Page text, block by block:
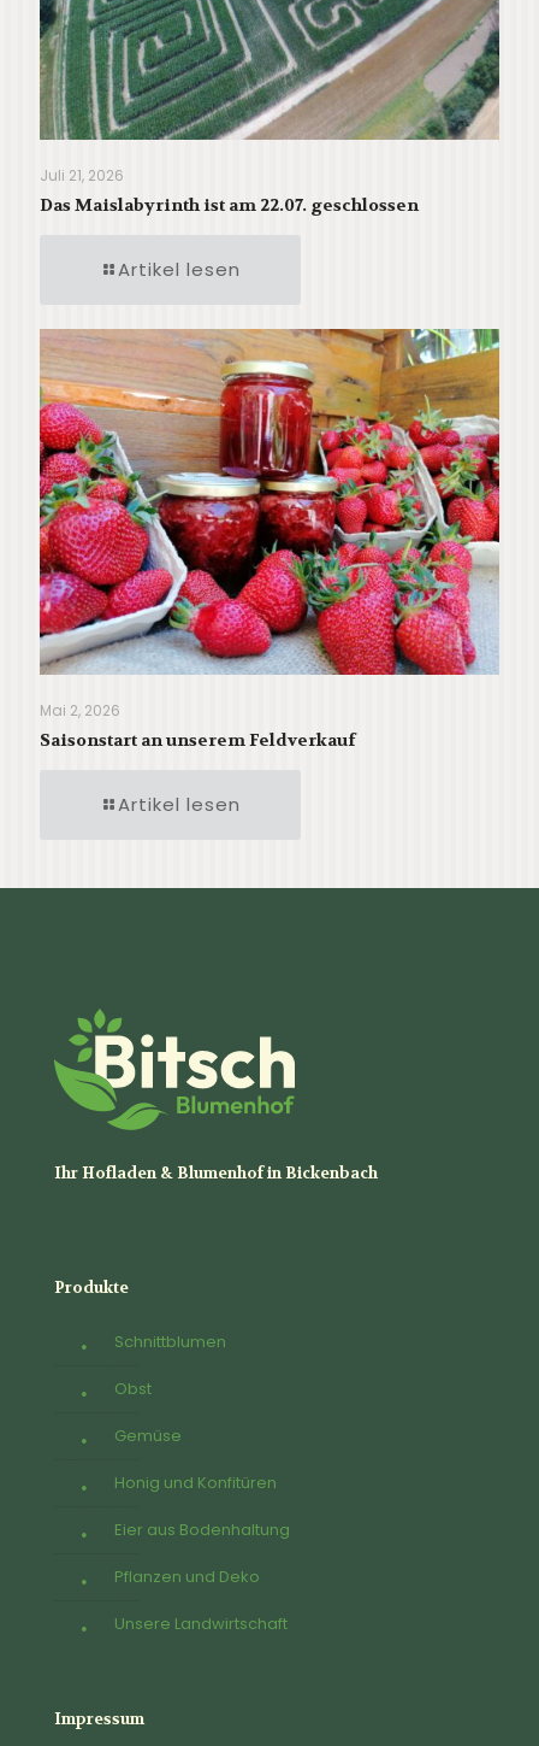
Juli 21, 2026
Das Maislabyrinth ist am 22.07. geschlossen
Artikel lesen
Mai 2, 2026
Saisonstart an unserem Feldverkauf
Artikel lesen
Ihr Hofladen & Blumenhof in Bickenbach
Produkte
Schnittblumen
Obst
Gemüse
Honig und Konfitüren
Eier aus Bodenhaltung
Pflanzen und Deko
Unsere Landwirtschaft
Impressum